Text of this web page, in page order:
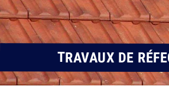
TRAVAUX DE